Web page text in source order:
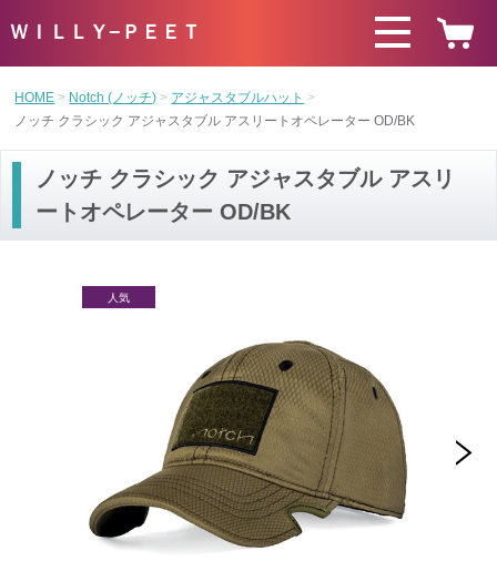
ＷＩＬＬＹ−ＰＥＥＴ
HOME Notch (ノッチ)
アジャスタブルハット
ノッチ クラシック アジャスタブル アスリートオペレーター OD/BK
ノッチ クラシック アジャスタブル アスリ
ートオペレーター OD/BK